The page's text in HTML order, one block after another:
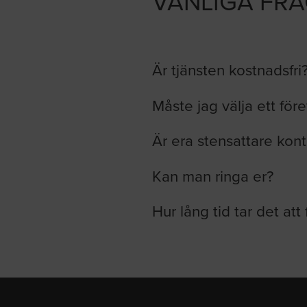
Är tjänsten
Måste jag välja ett
Är era stensattare
Kan man ringa er?
Hur lång tid tar det att